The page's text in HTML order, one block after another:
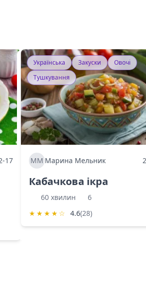
17
Українська Закуски
Овочі
Тушкування
ММ Марина Мельник
Кабачкова ікра
60 хвилин
6
★ ★ ★ ★ ☆ 4.6(28)